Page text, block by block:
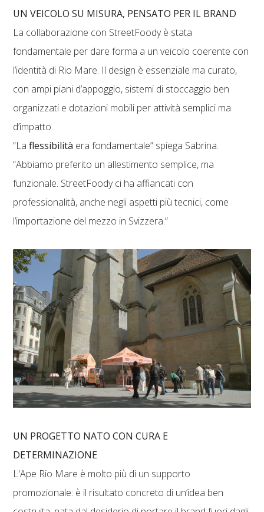
UN VEICOLO SU MISURA, PENSATO PER IL BRAND
La collaborazione con StreetFoody è stata
fondamentale per dare forma a un veicolo coerente con
l’identità di Rio Mare. Il design è essenziale ma curato,
con ampi piani d’appoggio, sistemi di stoccaggio ben
organizzati e dotazioni mobili per attività semplici ma
d’impatto.
“Laflessibilità era fondamentale” spiega Sabrina.
“Abbiamo preferito un allestimento semplice, ma
funzionale. StreetFoody ci ha affiancati con
professionalità, anche negli aspetti più tecnici, come
l’importazione del mezzo in Svizzera.”
UN PROGETTO NATO CON CURA E
DETERMINAZIONE
L'Ape Rio Mare è molto più di un supporto
promozionale: è il risultato concreto di un’idea ben